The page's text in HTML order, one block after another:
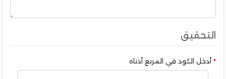
التحقيق
أدخل الكود في المربع أدناه